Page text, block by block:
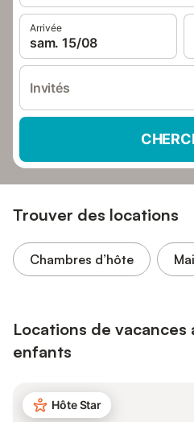
Arrivée
sam. 15/08
Invités
Trouver des locations
Chambres d’hôte
Locations de vacances
enfants
Hôte Star